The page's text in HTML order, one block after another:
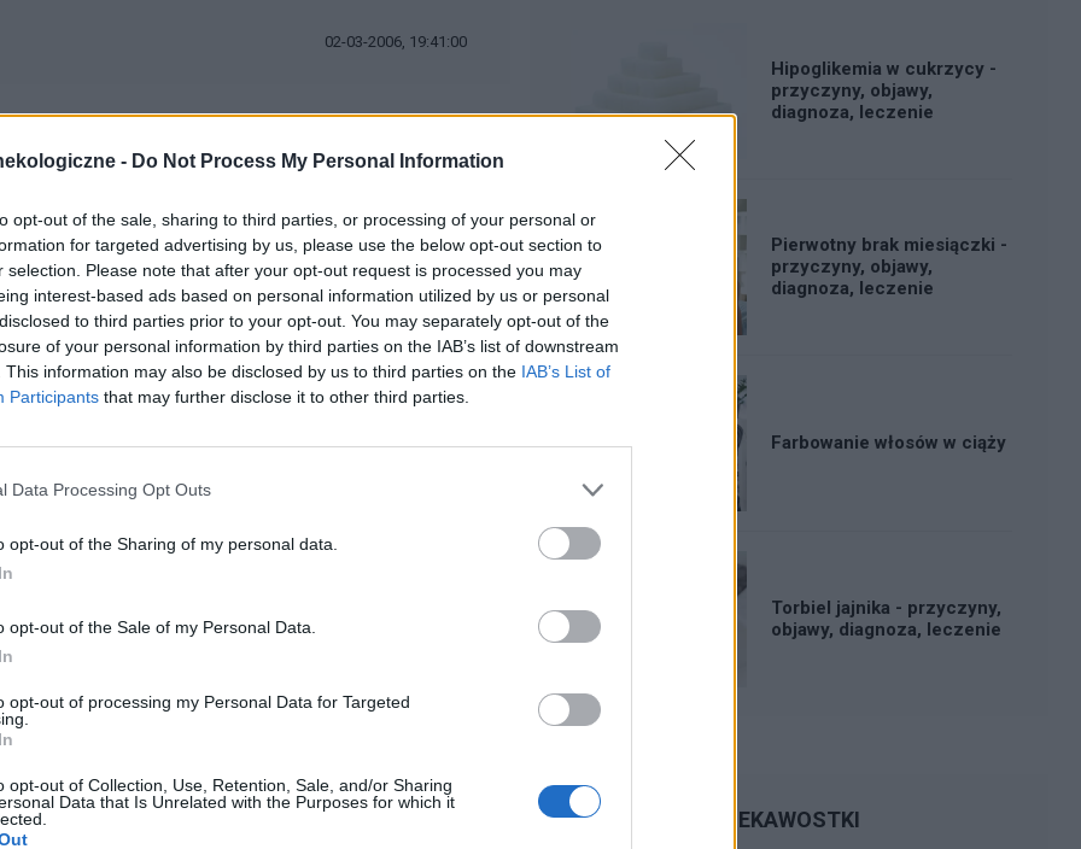
- Do Not Process My Personal Information
opt-out of the sale, sharing to third parties, or processing of your personal or
for targeted advertising by us, please use the below opt-out section to
selection. Please note that after your opt-out request is processed you may
interest-based ads based on personal information utilized by us or personal
to third parties prior to your opt-out. You may separately opt-out of the
of your personal information by third parties on the IAB’s list of downstream
This information may also be disclosed by us to third parties on the IAB’s List of
Participants that may further disclose it to other third parties.
Data Processing Opt Outs
opt-out of the Sharing of my personal data.
opt-out of the Sale of my Personal Data.
opt-out of processing my Personal Data for Targeted
opt-out of Collection, Use, Retention, Sale, and/or Sharing
Data that Is Unrelated with the Purposes for which it
02-03-2006, 19:41:00
, bo moje cykle są niezbyt regularne. wynoszą od 28 do
ten pechowy dzień to był 17 dzień cyklu. nie wiem jak duże
cytuj zgłoś do moderacji
Hipoglikemia w cukrzycy -
przyczyny, objawy,
diagnoza, leczenie
Pierwotny brak miesiączki -
przyczyny, objawy,
diagnoza, leczenie
Farbowanie włosów w ciąży
Torbiel jajnika - przyczyny,
objawy, diagnoza, leczenie
CIEKAWOSTKI